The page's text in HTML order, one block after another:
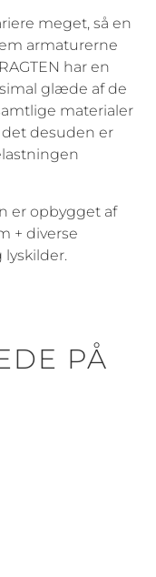
meget, så en
armaturerne
har en
glæde af de
materialer
desuden er
er opbygget af
+ diverse
PÅ